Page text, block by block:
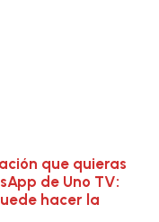
que quieras
de Uno TV:
hacer la